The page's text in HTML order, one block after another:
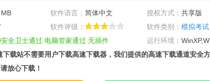
软件语言：简体中文 授权方式： 共享版
软件评级： 软件类别： 模拟考试
全卫士通过 电脑管家通过 无插件 运行环境：
下载站不需要用户下载高速下载器，我们提供的高速下载通道安全
放心下载！